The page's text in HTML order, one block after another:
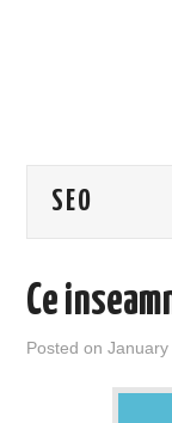
SEO
Ce
Posted on